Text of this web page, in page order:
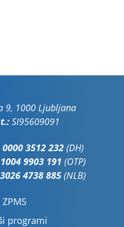
9, 1000 Ljubljana
SI95609091
3512 232(DH)
9903 191 (OTP)
4738 885 (NLB)
ZPMS
programi